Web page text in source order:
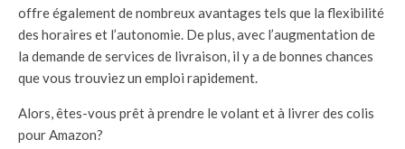
offre également de nombreux avantages tels que la flexibilité
des horaires et l’autonomie. De plus, avec l’augmentation de
la demande de services de livraison, il y a de bonnes chances
que vous trouviez un emploi rapidement.
Alors, êtes-vous prêt à prendre le volant et à livrer des colis
pour Amazon?